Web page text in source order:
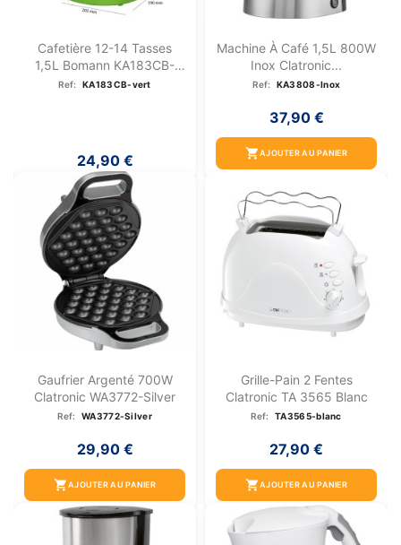
Cafetière 12-14 Tasses
1,5L Bomann KA183CB-
Vert
Ref: KA183CB-vert
24,90 €
Machine À Café 1,5L 800W
Inox Clatronic...
Ref: KA3808-Inox
37,90 €
shopping_cartAJOUTER AU PANIER
Gaufrier Argenté 700W
Clatronic WA3772-Silver
Ref: WA3772-Silver
29,90 €
shopping_cartAJOUTER AU PANIER
Grille-Pain 2 Fentes
Clatronic TA 3565 Blanc
Ref: TA3565-blanc
27,90 €
shopping_cartAJOUTER AU PANIER